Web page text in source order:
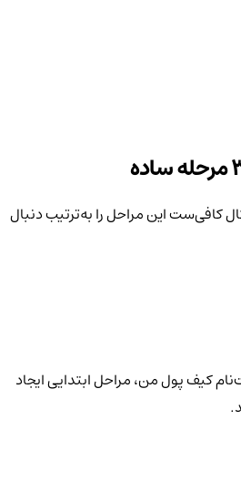
کافی‌ست این مراحل را به‌ترتیب دنبال
کیف‌ پول من، مراحل ابتدایی ایجاد